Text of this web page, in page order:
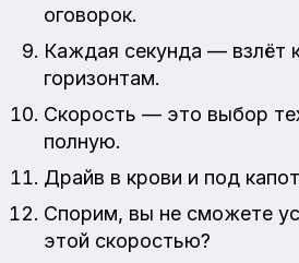
оговорок.
Каждая секунда — взлёт
горизонтам.
Скорость — это выбор
полную.
Драйв в крови и под
Спорим, вы не сможете
этой скоростью?